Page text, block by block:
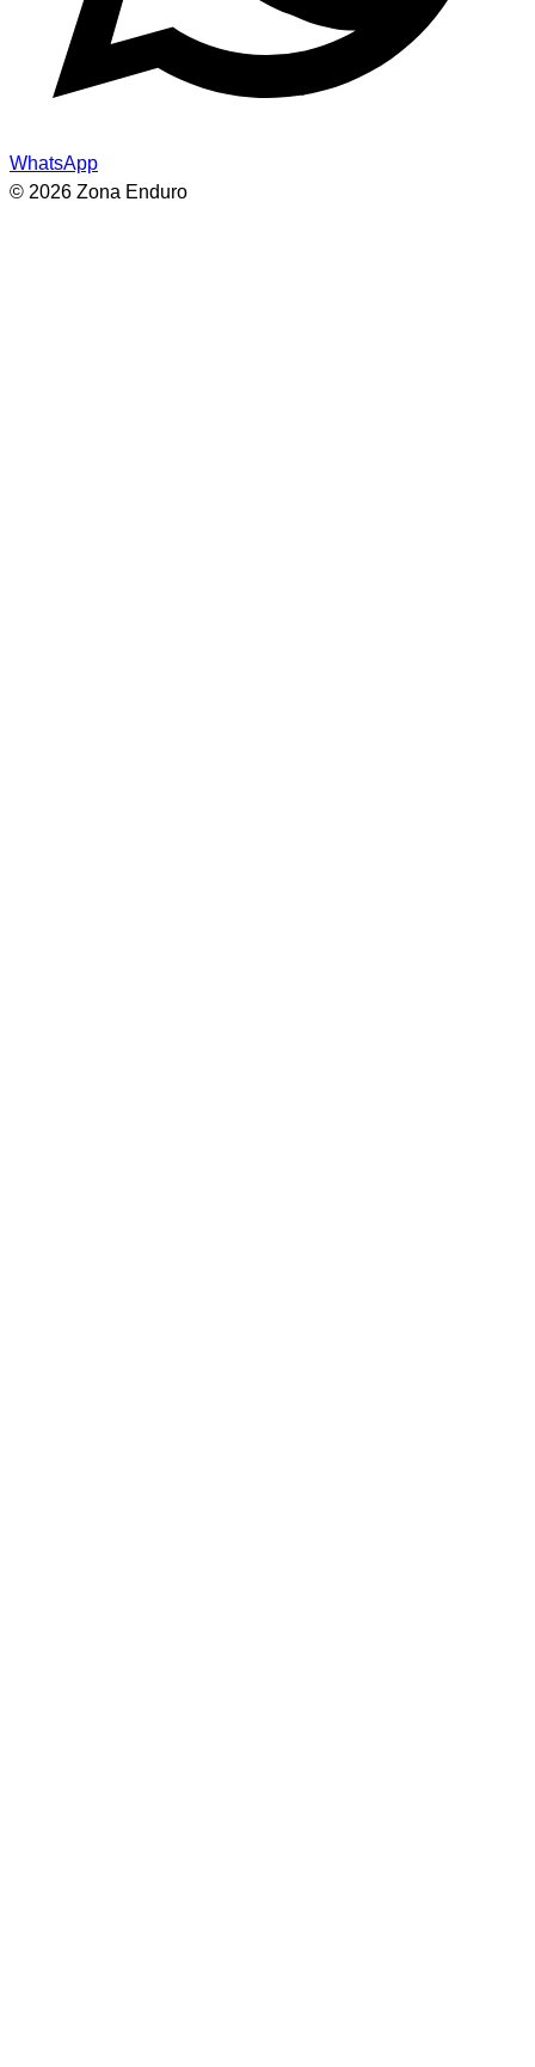
WhatsApp
© 2026 Zona Enduro